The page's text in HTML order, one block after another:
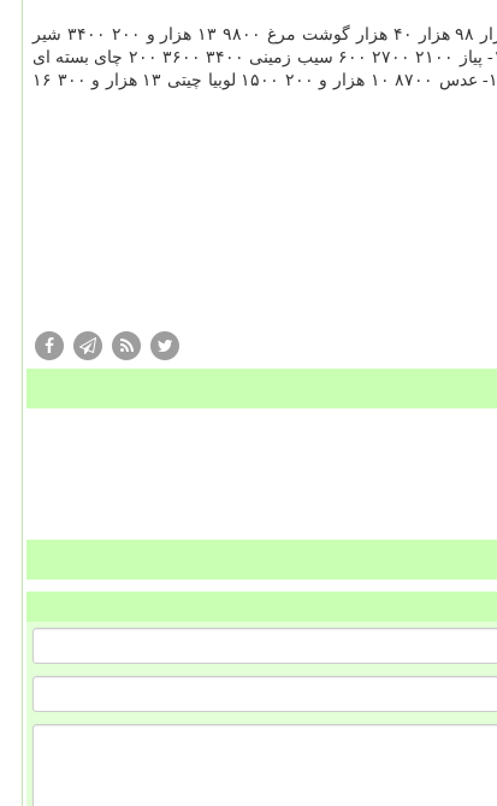
برنج ایرانی ۱۵ هزار ۲۳ هزار ۸۰۰۰ گوشت گوسفند ۵۸ هزار ۹۸ هزار ۴۰ هزار گوشت مرغ ۹۸۰۰ ۱۳ هزار و ۲۰۰ ۳۴۰۰ شیر
پاستوریزه ۳۶۰۰ ۵۸۰۰ ۲۲۰۰ ماست ۵۴۰۰ ۷۴۰۰ ۲۰۰۰ نیم كیلو پنیر ۷۷۰۰ ۱۰ هزار و ۸۰۰ ۳۱۰۰ تخم مرغ ۹۹۰۰ ۸۹۰۰ ۱۰۰۰- گوجه فرنگی ۴۴۰۰ ۲۵۰۰ ۱۹۰۰- پیاز ۲۱۰۰ ۲۷۰۰ ۶۰۰ سیب زمینی ۳۴۰۰ ۳۶۰۰ ۲۰۰ چای بسته ای
نیم كیلویی ۲۹ هزار ۵۶ هزار ۲۷ هزار قند ۵۱۰۰ ۷۵۰۰ ۲۴۰۰ شكر ۴۱۰۰ ۶۰۰۰ ۱۹۰۰ رب گوجه فرنگی ۱۷ هزار ۱۹ هزار ۲۰۰۰ سیب درختی ۶۹۰۰ ۶۸۰۰ ۱۰۰- عدس ۸۷۰۰ ۱۰ هزار و ۲۰۰ ۱۵۰۰ لوبیا چیتی ۱۳ هزار و ۳۰۰ ۱۶